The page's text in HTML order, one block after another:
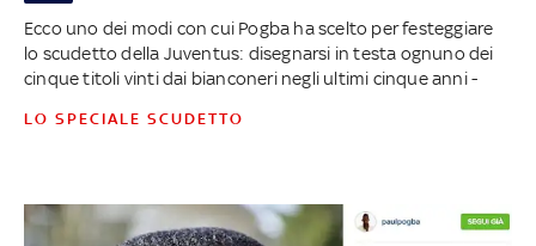
Ecco uno dei modi con cui Pogba ha scelto per festeggiare
lo scudetto della Juventus: disegnarsi in testa ognuno dei
cinque titoli vinti dai bianconeri negli ultimi cinque anni -
LO SPECIALE SCUDETTO